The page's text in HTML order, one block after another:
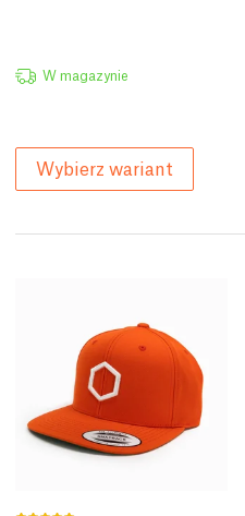
W magazynie
Wybierz wariant